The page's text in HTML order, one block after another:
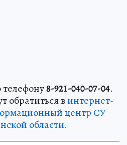
8-921-040-07-04.
обратиться винтернет-
центр СУ
области.